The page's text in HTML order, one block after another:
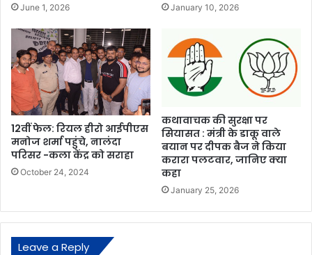
June 1, 2026 January 10, 2026
12वीं फेल: रियल हीरो आईपीएस
मनोज शर्मा पहुंचे, नालंदा
परिसर -कला केंद्र को सराहा
October 24, 2024
कथावाचक की सुरक्षा पर
सियासत : मंत्री के डाकू वाले
बयान पर दीपक बैज ने किया
करारा पलटवार, जानिए क्या
कहा
January 25, 2026
Leave a Reply